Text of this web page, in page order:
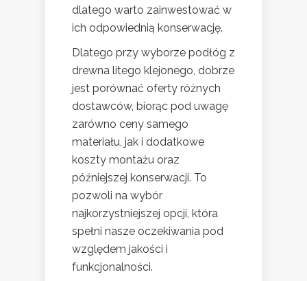
dlatego warto zainwestować w
ich odpowiednią konserwację.
Dlatego przy wyborze podłóg z
drewna litego klejonego, dobrze
jest porównać oferty różnych
dostawców, biorąc pod uwagę
zarówno ceny samego
materiału, jak i dodatkowe
koszty montażu oraz
późniejszej konserwacji. To
pozwoli na wybór
najkorzystniejszej opcji, która
spełni nasze oczekiwania pod
względem jakości i
funkcjonalności.